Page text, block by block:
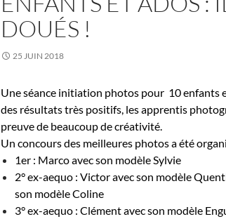
DOUÉS !
25 JUIN 2018
Une séance initiation photos pour 10 enfants
des résultats très positifs, les apprentis
preuve de beaucoup de créativité.
Un concours des meilleures photos a été
1er : Marco avec son modèle Sylvie
2° ex-aequo : Victor avec son modèle
son modèle Coline
3° ex-aequo : Clément avec son modèle